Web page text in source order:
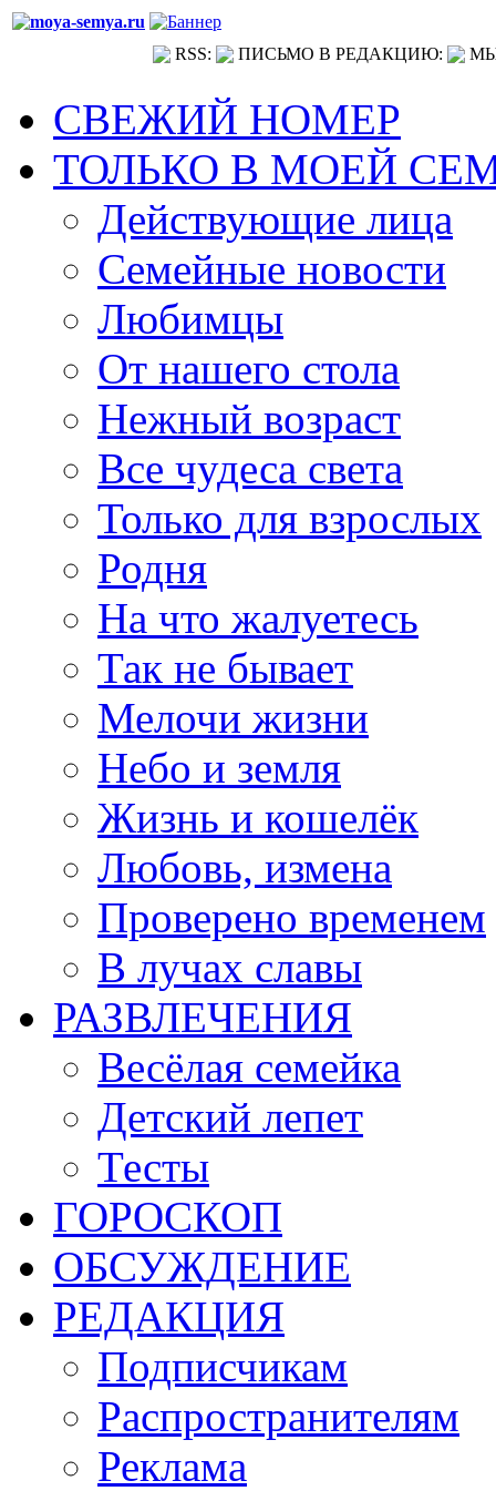
RSS: ПИСЬМО В РЕДАКЦИЮ:
СВЕЖИЙ НОМЕР
ТОЛЬКО В МОЕЙ
Действующие лица
Семейные новости
Любимцы
От нашего стола
Нежный возраст
Все чудеса света
Только для взрослых
Родня
На что жалуетесь
Так не бывает
Мелочи жизни
Небо и земля
Жизнь и кошелёк
Любовь, измена
Проверено временем
В лучах славы
РАЗВЛЕЧЕНИЯ
Весёлая семейка
Детский лепет
Тесты
ГОРОСКОП
ОБСУЖДЕНИЕ
РЕДАКЦИЯ
Подписчикам
Распространителям
Реклама